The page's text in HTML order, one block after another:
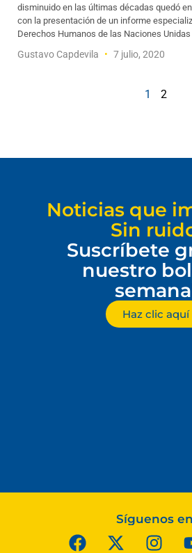
disminuido en las últimas décadas quedó
con la presentación de un informe
Derechos Humanos de las Naciones
Gustavo Capdevila 7 julio, 2020
1 2
Noticias que
Sin
Suscríbete
nuestro
Haz clic aquí
Síguenos